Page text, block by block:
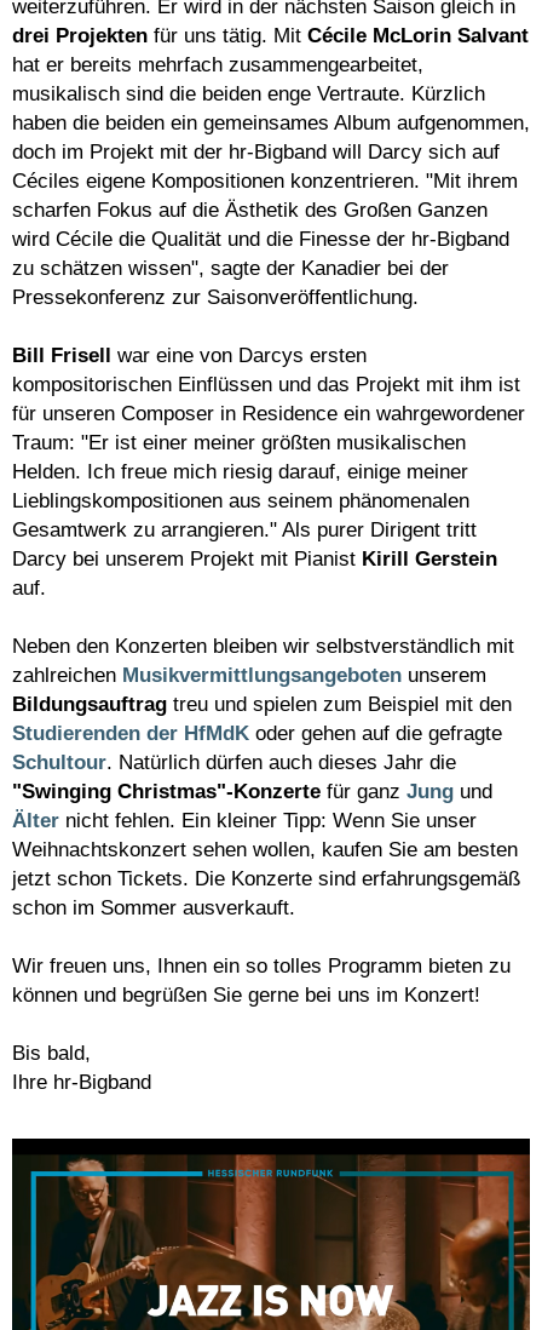
weiterzuführen. Er wird in der nächsten Saison gleich in
drei Projekten für uns tätig. Mit Cécile McLorin Salvant
hat er bereits mehrfach zusammengearbeitet,
musikalisch sind die beiden enge Vertraute. Kürzlich
haben die beiden ein gemeinsames Album aufgenommen,
doch im Projekt mit der hr-Bigband will Darcy sich auf
Céciles eigene Kompositionen konzentrieren. "Mit ihrem
scharfen Fokus auf die Ästhetik des Großen Ganzen
wird Cécile die Qualität und die Finesse der hr-Bigband
zu schätzen wissen", sagte der Kanadier bei der
Pressekonferenz zur Saisonveröffentlichung.
Bill Frisell war eine von Darcys ersten
kompositorischen Einflüssen und das Projekt mit ihm ist
für unseren Composer in Residence ein wahrgewordener
Traum: "Er ist einer meiner größten musikalischen
Helden. Ich freue mich riesig darauf, einige meiner
Lieblingskompositionen aus seinem phänomenalen
Gesamtwerk zu arrangieren." Als purer Dirigent tritt
Darcy bei unserem Projekt mit Pianist Kirill Gerstein
auf.
Neben den Konzerten bleiben wir selbstverständlich mit
zahlreichen Musikvermittlungsangeboten unserem
Bildungsauftrag treu und spielen zum Beispiel mit den
Studierenden der HfMdK oder gehen auf die gefragte
Schultour. Natürlich dürfen auch dieses Jahr die
"Swinging Christmas"-Konzerte für ganz Jung und
Älter nicht fehlen. Ein kleiner Tipp: Wenn Sie unser
Weihnachtskonzert sehen wollen, kaufen Sie am besten
jetzt schon Tickets. Die Konzerte sind erfahrungsgemäß
schon im Sommer ausverkauft.
Wir freuen uns, Ihnen ein so tolles Programm bieten zu
können und begrüßen Sie gerne bei uns im Konzert!
Bis bald,
Ihre hr-Bigband